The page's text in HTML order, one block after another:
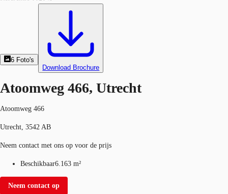
6 Foto's
Download Brochure
Atoomweg 466, Utrecht
Atoomweg 466
Utrecht, 3542 AB
Neem contact met ons op voor de prijs
Beschikbaar6.163 m²
Neem contact op